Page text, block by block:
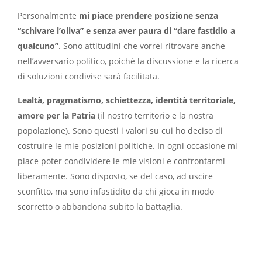
Personalmente mi piace prendere posizione senza
“schivare l’oliva” e senza aver paura di “dare fastidio a
qualcuno”. Sono attitudini che vorrei ritrovare anche
nell’avversario politico, poiché la discussione e la ricerca
di soluzioni condivise sarà facilitata.
Lealtà, pragmatismo, schiettezza, identità territoriale,
amore per la Patria (il nostro territorio e la nostra
popolazione). Sono questi i valori su cui ho deciso di
costruire le mie posizioni politiche. In ogni occasione mi
piace poter condividere le mie visioni e confrontarmi
liberamente. Sono disposto, se del caso, ad uscire
sconfitto, ma sono infastidito da chi gioca in modo
scorretto o abbandona subito la battaglia.